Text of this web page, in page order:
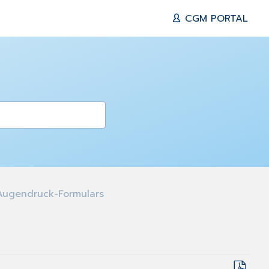
CGM PORTAL
Formulars